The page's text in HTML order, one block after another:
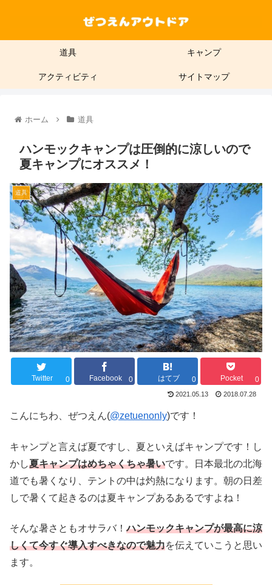
道具 キャンプ
アクティビティ サイトマップ
ホーム 道具
ハンモックキャンプは圧倒的に涼しいので
夏キャンプにオススメ！
道具
Twitter 0 Facebook 0 はてブ 0 Pocket 0
2021.05.13 2018.07.28
こんにちわ、ぜつえん(@zetuenonly)です！
キャンプと言えば夏ですし、夏といえばキャンプです！し
かし夏キャンプはめちゃくちゃ暑いです。日本最北の北海
道でも暑くなり、テントの中は灼熱になります。朝の日差
しで暑くて起きるのは夏キャンプあるあるですよね！
そんな暑さともオサラバ！ハンモックキャンプが最高に涼
しくて今すぐ導入すべきなので魅力を伝えていこうと思い
ます。